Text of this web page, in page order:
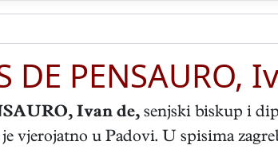
DE PENSAURO,
Ivan de, senjski biskup i
vjerojatno u Padovi. U spisima